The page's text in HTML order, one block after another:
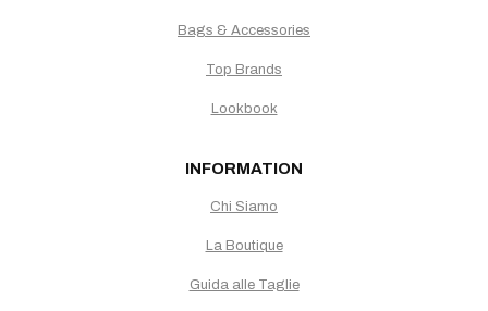
Bags & Accessories
Top Brands
Lookbook
INFORMATION
Chi Siamo
La Boutique
Guida alle Taglie